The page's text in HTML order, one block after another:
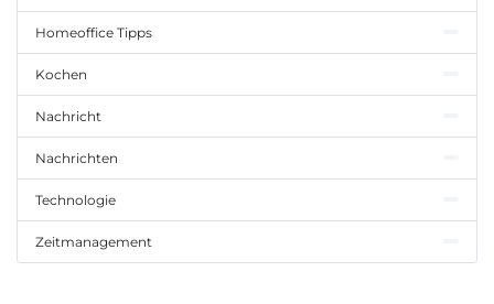
Homeoffice Tipps
Kochen
Nachricht
Nachrichten
Technologie
Zeitmanagement